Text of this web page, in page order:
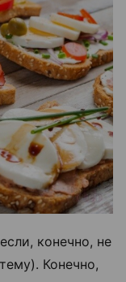
конечно, не
Конечно,